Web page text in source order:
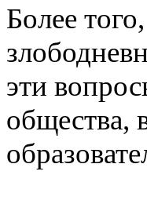
Более
эти
общества,